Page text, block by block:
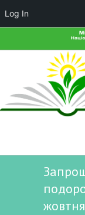
Log In